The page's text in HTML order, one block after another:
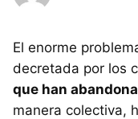
El enorme
decretada por los
que han
manera colectiva,